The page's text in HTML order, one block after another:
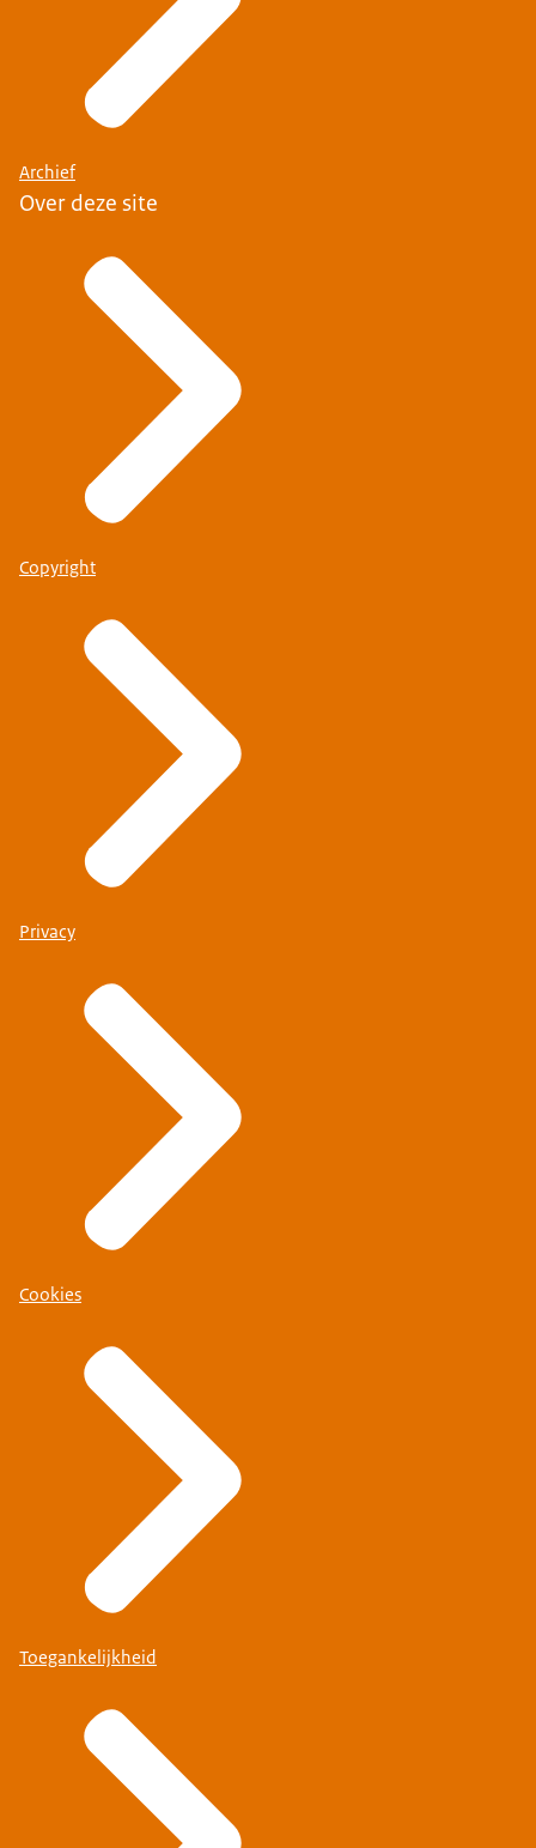
Archief
Over deze site
Copyright
Privacy
Cookies
Toegankelijkheid